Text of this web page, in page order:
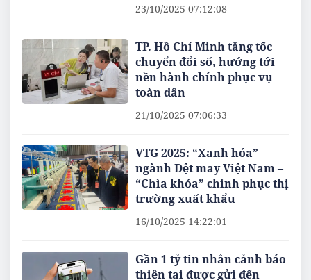
23/10/2025 07:12:08
TP. Hồ Chí Minh tăng tốc
chuyển đổi số, hướng tới
nền hành chính phục vụ
toàn dân
21/10/2025 07:06:33
VTG 2025: “Xanh hóa”
ngành Dệt may Việt Nam –
“Chìa khóa” chinh phục thị
trường xuất khẩu
16/10/2025 14:22:01
Gần 1 tỷ tin nhắn cảnh báo
thiên tai được gửi đến